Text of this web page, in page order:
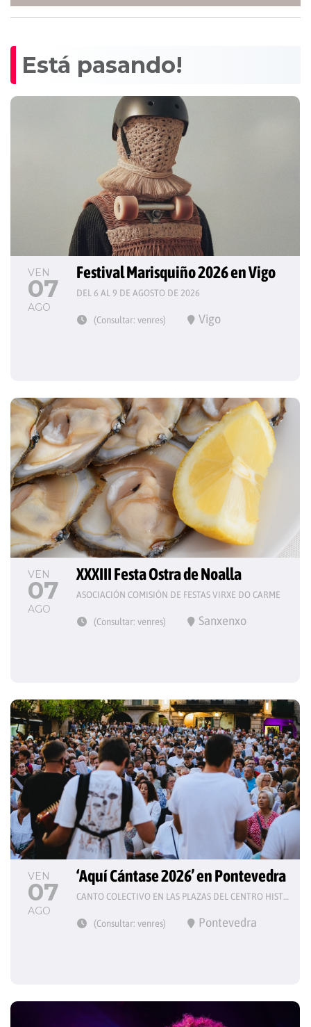
Está pasando!
VEN
07
AGO
Festival Marisquiño 2026 en Vigo
DEL 6 AL 9 DE AGOSTO DE 2026
(Consultar: venres) Vigo
VEN
07
AGO
XXXIII Festa Ostra de Noalla
ASOCIACIÓN COMISIÓN DE FESTAS VIRXE DO CARME
(Consultar: venres) Sanxenxo
VEN
07
AGO
‘Aquí Cántase 2026’ en Pontevedra
CANTO COLECTIVO EN LAS PLAZAS DEL CENTRO HISTÓRICO
(Consultar: venres) Pontevedra